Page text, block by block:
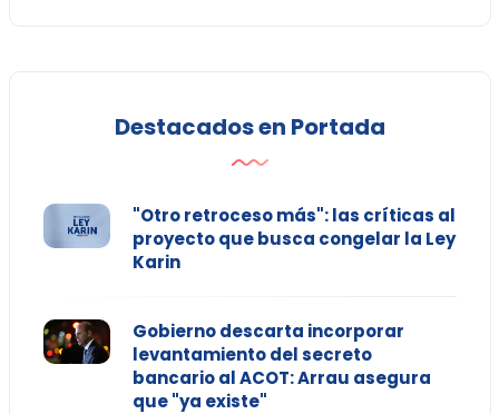
Destacados en Portada
"Otro retroceso más": las críticas al
proyecto que busca congelar la Ley
Karin
Gobierno descarta incorporar
levantamiento del secreto
bancario al ACOT: Arrau asegura
que "ya existe"